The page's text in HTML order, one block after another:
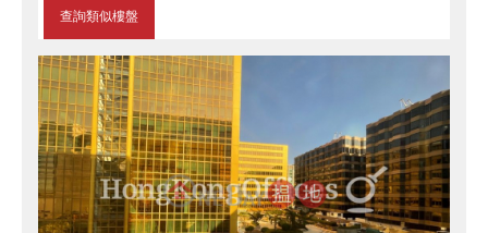
查詢類似樓盤